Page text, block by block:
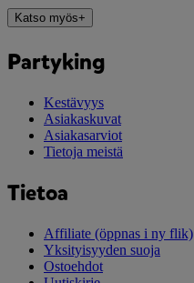
Katso myös+
Partyking
Kestävyys
Asiakaskuvat
Asiakasarviot
Tietoja meistä
Tietoa
Affiliate (öppnas i ny flik)
Yksityisyyden suoja
Ostoehdot